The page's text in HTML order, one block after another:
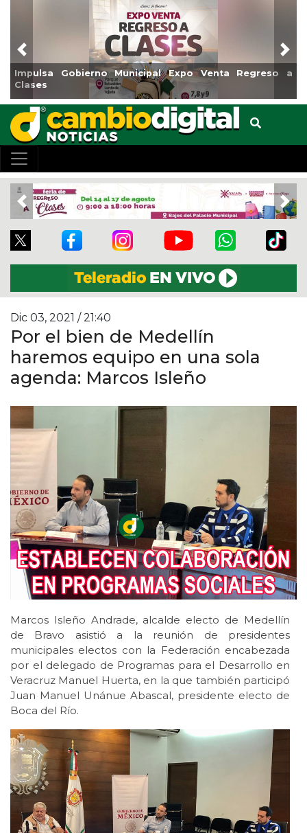
Expo Venta Regreso a
Reabrirá Coatzacoalcos la
Centro
Previous
Previous
Dic 03, 2021 / 21:40
Por el bien de Medellín
haremos equipo en una sola
agenda: Marcos Isleño
Marcos Isleño Andrade, alcalde electo de Medellín
de Bravo asistió a la reunión de presidentes
municipales electos con la Federación encabezada
por el delegado de Programas para el Desarrollo en
Veracruz Manuel Huerta, en la que también participó
Juan Manuel Unánue Abascal, presidente electo de
Boca del Río.